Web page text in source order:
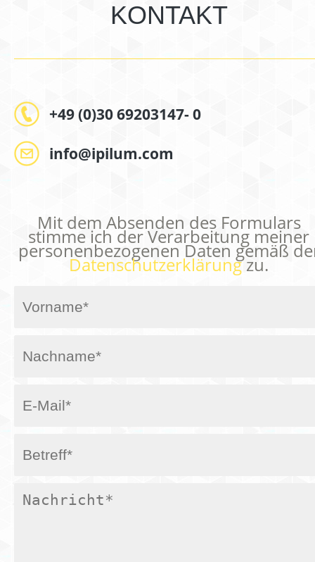
KONTAKT
+49 (0)30 69203147- 0
info@ipilum.com
Mit dem Absenden des Formulars
stimme ich der Verarbeitung meiner
personenbezogenen Daten gemäß
Datenschutzerklärungzu.